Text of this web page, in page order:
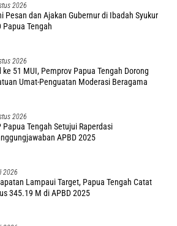
2026
Pesan dan Ajakan Gubernur di Ibadah Syukur
Papua Tengah
2026
ke 51 MUI, Pemprov Papua Tengah Dorong
Umat-Penguatan Moderasi Beragama
2026
Papua Tengah Setujui Raperdasi
APBD 2025
2026
Lampaui Target, Papua Tengah Catat
345.19 M di APBD 2025